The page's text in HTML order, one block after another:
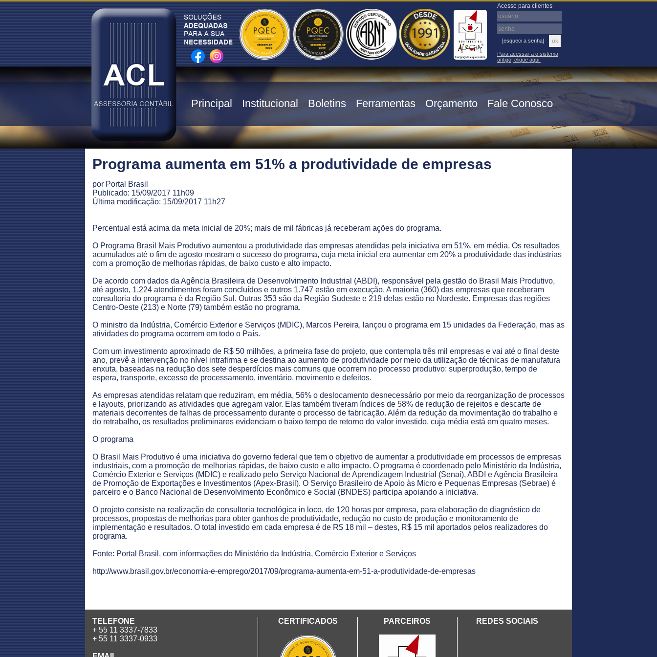
Acesso para clientes
[esqueci a senha]
Para acessar a o sistema
antigo, clique aqui.
Principal Institucional Boletins Ferramentas Orçamento Fale Conosco
Programa aumenta em 51% a produtividade de empresas
por Portal Brasil
Publicado: 15/09/2017 11h09
Última modificação: 15/09/2017 11h27
Percentual está acima da meta inicial de 20%; mais de mil fábricas já receberam ações do programa.
O Programa Brasil Mais Produtivo aumentou a produtividade das empresas atendidas pela iniciativa em 51%, em média. Os resultados
acumulados até o fim de agosto mostram o sucesso do programa, cuja meta inicial era aumentar em 20% a produtividade das indústrias
com a promoção de melhorias rápidas, de baixo custo e alto impacto.
De acordo com dados da Agência Brasileira de Desenvolvimento Industrial (ABDI), responsável pela gestão do Brasil Mais Produtivo,
até agosto, 1.224 atendimentos foram concluídos e outros 1.747 estão em execução. A maioria (360) das empresas que receberam
consultoria do programa é da Região Sul. Outras 353 são da Região Sudeste e 219 delas estão no Nordeste. Empresas das regiões
Centro-Oeste (213) e Norte (79) também estão no programa.
O ministro da Indústria, Comércio Exterior e Serviços (MDIC), Marcos Pereira, lançou o programa em 15 unidades da Federação, mas as
atividades do programa ocorrem em todo o País.
Com um investimento aproximado de R$ 50 milhões, a primeira fase do projeto, que contempla três mil empresas e vai até o final deste
ano, prevê a intervenção no nível intrafirma e se destina ao aumento de produtividade por meio da utilização de técnicas de manufatura
enxuta, baseadas na redução dos sete desperdícios mais comuns que ocorrem no processo produtivo: superprodução, tempo de
espera, transporte, excesso de processamento, inventário, movimento e defeitos.
As empresas atendidas relatam que reduziram, em média, 56% o deslocamento desnecessário por meio da reorganização de processos
e layouts, priorizando as atividades que agregam valor. Elas também tiveram índices de 58% de redução de rejeitos e descarte de
materiais decorrentes de falhas de processamento durante o processo de fabricação. Além da redução da movimentação do trabalho e
do retrabalho, os resultados preliminares evidenciam o baixo tempo de retorno do valor investido, cuja média está em quatro meses.
O programa
O Brasil Mais Produtivo é uma iniciativa do governo federal que tem o objetivo de aumentar a produtividade em processos de empresas
industriais, com a promoção de melhorias rápidas, de baixo custo e alto impacto. O programa é coordenado pelo Ministério da Indústria,
Comércio Exterior e Serviços (MDIC) e realizado pelo Serviço Nacional de Aprendizagem Industrial (Senai), ABDI e Agência Brasileira
de Promoção de Exportações e Investimentos (Apex-Brasil). O Serviço Brasileiro de Apoio às Micro e Pequenas Empresas (Sebrae) é
parceiro e o Banco Nacional de Desenvolvimento Econômico e Social (BNDES) participa apoiando a iniciativa.
O projeto consiste na realização de consultoria tecnológica in loco, de 120 horas por empresa, para elaboração de diagnóstico de
processos, propostas de melhorias para obter ganhos de produtividade, redução no custo de produção e monitoramento de
implementação e resultados. O total investido em cada empresa é de R$ 18 mil – destes, R$ 15 mil aportados pelos realizadores do
programa.
Fonte: Portal Brasil, com informações do Ministério da Indústria, Comércio Exterior e Serviços
http://www.brasil.gov.br/economia-e-emprego/2017/09/programa-aumenta-em-51-a-produtividade-de-empresas
TELEFONE
+ 55 11 3337-7833
+ 55 11 3337-0933
CERTIFICADOS PARCEIROS REDES SOCIAIS